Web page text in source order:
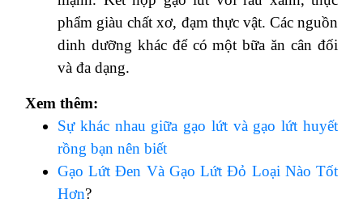
phẩm giàu chất xơ, đạm thực vật. Các nguồn
dinh dưỡng khác để có một bữa ăn cân đối
và đa dạng.
Xem thêm:
Sự khác nhau giữa gạo lứt và gạo lứt huyết
rồng bạn nên biết
Gạo Lứt Đen Và Gạo Lứt Đỏ Loại Nào Tốt
Hơn?